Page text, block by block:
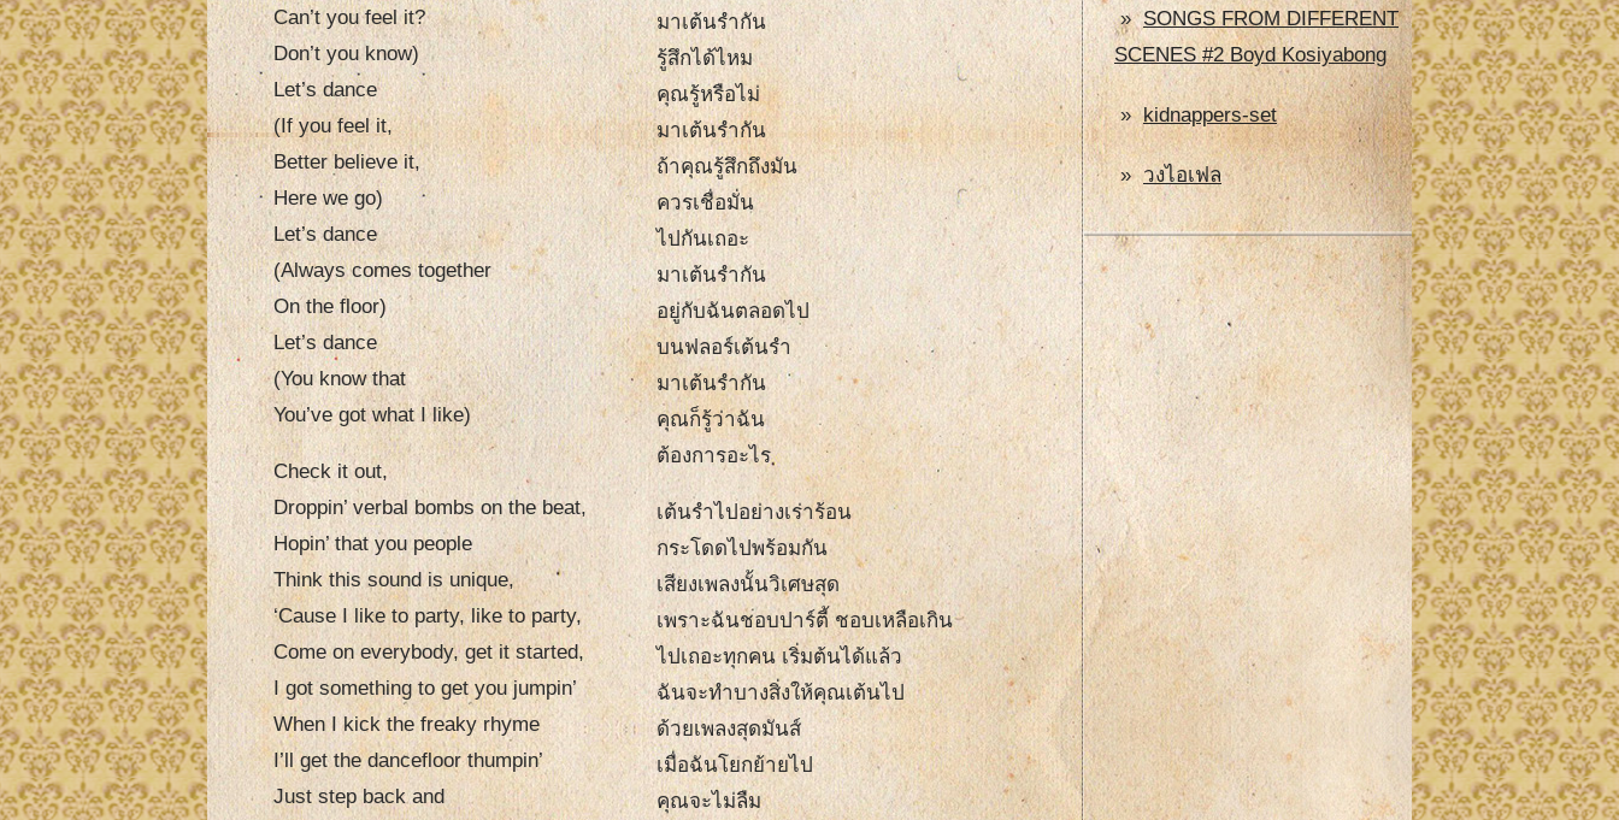
SONGS FROM DIFFERENT
SCENES #2 Boyd Kosiyabong
kidnappers-set
วงไอเฟล
Can’t you feel it?
Don’t you know)
Let’s dance
(If you feel it,
Better believe it,
Here we go)
Let’s dance
(Always comes together
On the floor)
Let’s dance
(You know that
You’ve got what I like)
Check it out,
Droppin’ verbal bombs on the beat,
Hopin’ that you people
Think this sound is unique,
‘Cause I like to party, like to party,
Come on everybody, get it started,
I got something to get you jumpin’
When I kick the freaky rhyme
I’ll get the dancefloor thumpin’
Just step back and
มาเต้นรำกัน
รู้สึกได้ไหม
คุณรู้หรือไม่
มาเต้นรำกัน
ถ้าคุณรู้สึกถึงมัน
ควรเชื่อมั่น
ไปกันเถอะ
มาเต้นรำกัน
อยู่กับฉันตลอดไป
บนฟลอร์เต้นรำ
มาเต้นรำกัน
คุณก็รู้ว่าฉัน
ต้องการอะไร
เต้นรำไปอย่างเร่าร้อน
กระโดดไปพร้อมกัน
เสียงเพลงนั้นวิเศษสุด
เพราะฉันชอบปาร์ตี้ ชอบเหลือเกิน
ไปเถอะทุกคน เริ่มต้นได้แล้ว
ฉันจะทำบางสิ่งให้คุณเต้นไป
ด้วยเพลงสุดมันส์
เมื่อฉันโยกย้ายไป
คุณจะไม่ลืม